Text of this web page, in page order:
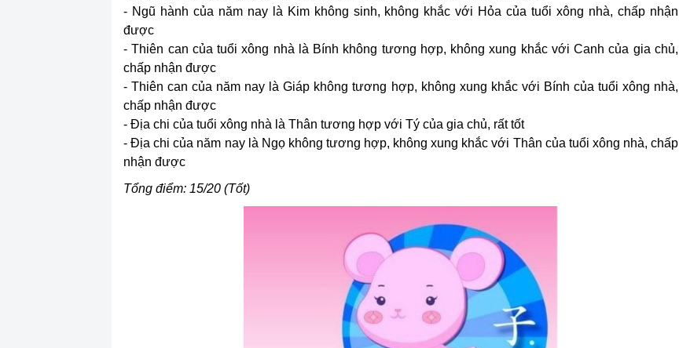
- Ngũ hành của năm nay là Kim không sinh, không khắc với Hỏa của tuổi xông nhà, chấp nhận
được
- Thiên can của tuổi xông nhà là Bính không tương hợp, không xung khắc với Canh của gia chủ,
chấp nhận được
- Thiên can của năm nay là Giáp không tương hợp, không xung khắc với Bính của tuổi xông nhà,
chấp nhận được
- Địa chi của tuổi xông nhà là Thân tương hợp với Tý của gia chủ, rất tốt
- Địa chi của năm nay là Ngọ không tương hợp, không xung khắc với Thân của tuổi xông nhà, chấp
nhận được
Tổng điểm: 15/20 (Tốt)